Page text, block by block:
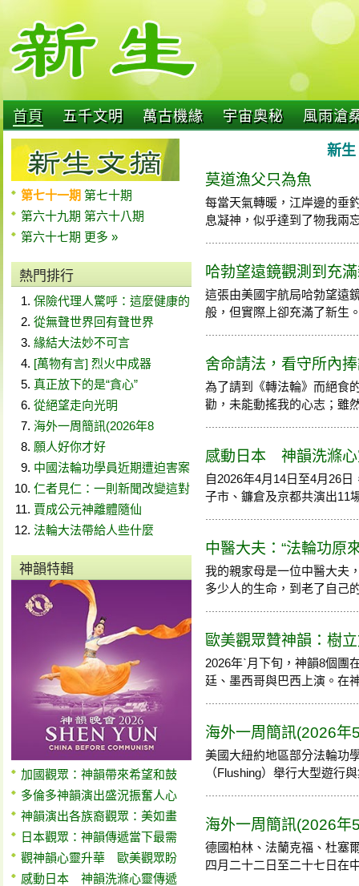
首頁 五千文明 萬古機緣 宇宙奧秘 風雨滄
第七十一期 第七十期
第六十九期 第六十八期
第六十七期 更多 »
熱門排行
保險代理人驚呼：這麼健康的
從無聲世界回有聲世界
緣結大法妙不可言
[萬物有言] 烈火中成器
真正放下的是“貪心”
從絕望走向光明
海外一周簡訊(2026年8
願人好你才好
中國法輪功學員近期遭迫害案
仁者見仁：一則新聞改變這對
賈成公元神離體隨仙
法輪大法帶給人些什麼
神韻特輯
加國觀眾：神韻帶來希望和鼓
多倫多神韻演出盛況振奮人心
神韻演出各族裔觀眾：美如畫
日本觀眾：神韻傳遞當下最需
觀神韻心靈升華 歐美觀眾盼
感動日本 神韻洗滌心靈傳遞
新
莫道漁父只為魚
每當天氣轉暖，江岸邊的垂
息凝神，似乎達到了物我兩
哈勃望遠鏡觀測到充
這張由美國宇航局哈勃望遠
般，但實際上卻充滿了新生
舍命請法，看守所內
為了請到《轉法輪》而絕食
勸，未能動搖我的心志；雖
感動日本 神韻洗滌心
自2026年4月14日至4月26
子市、鐮倉及京都共演出11
中醫大夫：“法輪功原
我的親家母是一位中醫大夫
多少人的生命，到老了自己
歐美觀眾贊神韻：樹
2026年ˋ月下旬，神韻8個團
廷、墨西哥與巴西上演。在
海外一周簡訊(2026年
美國大紐約地區部分法輪功
（Flushing）舉行大型遊行
海外一周簡訊(2026年
德國柏林、法蘭克福、杜塞
四月二十二日至二十七日在